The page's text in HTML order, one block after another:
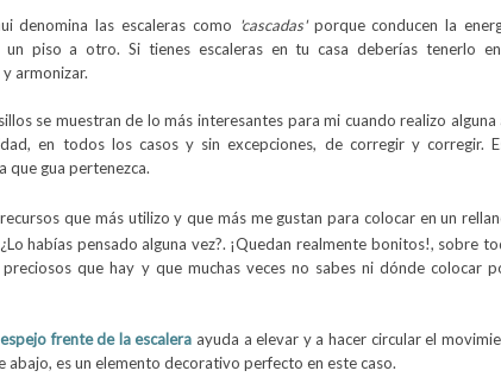
denomina las escaleras como 'cascadas'porque conducen la
un piso a otro. Si tienes escaleras en tu casa deberías tenerlo
armonizar.
se muestran de lo más interesantes para mi cuando realizo
en todos los casos y sin excepciones, de corregir y corregir.
que gua pertenezca.
que más utilizo y que más me gustan para colocar en un
habías pensado alguna vez?. ¡Quedan realmente bonitos!, sobre
que hay y que muchas veces no sabes ni dónde colocar
frente de la escalera ayuda a elevar y a hacer circular el
abajo, es un elemento decorativo perfecto en este caso.